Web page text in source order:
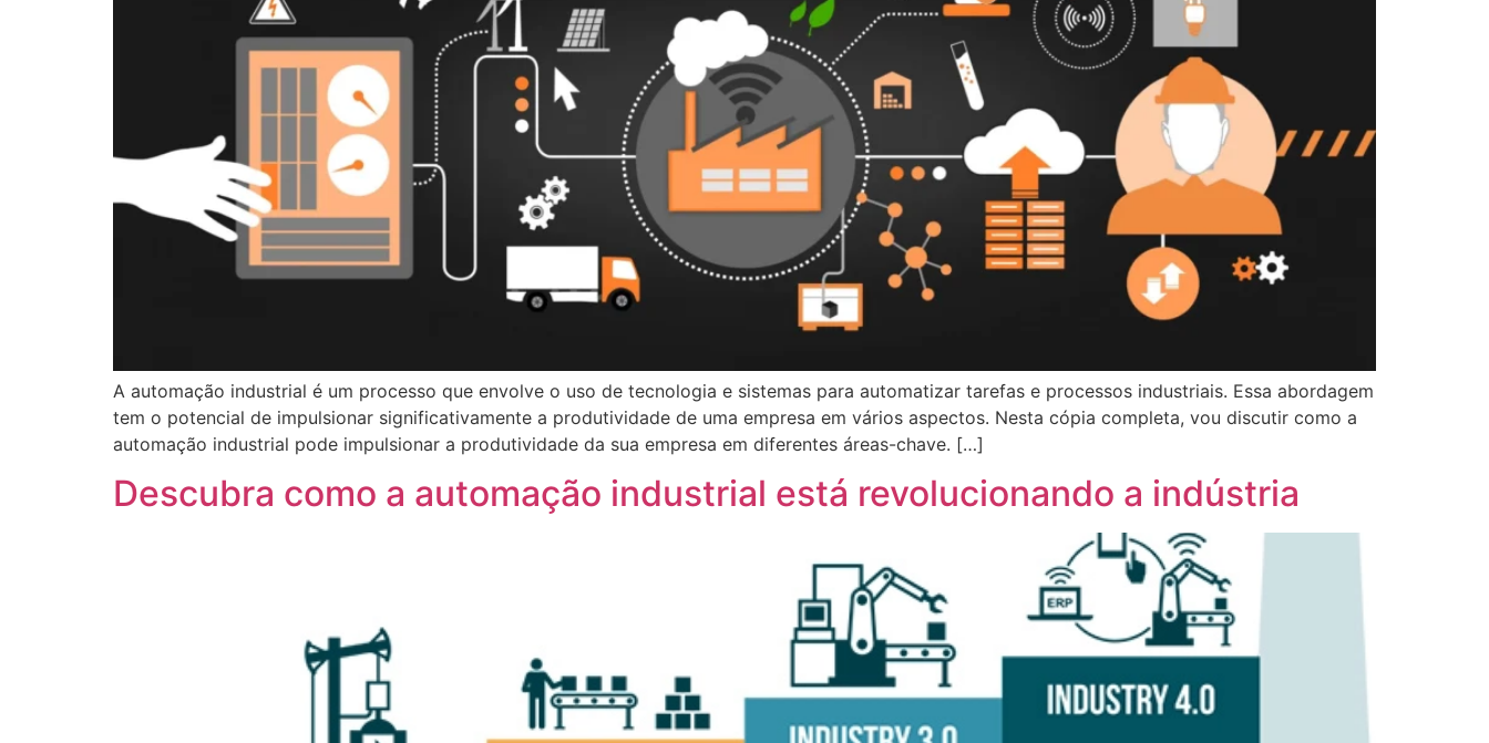
A automação industrial é um processo que envolve o uso de tecnologia e sistemas para automatizar tarefas e processos industriais. Essa abordagem
tem o potencial de impulsionar significativamente a produtividade de uma empresa em vários aspectos. Nesta cópia completa, vou discutir como a
automação industrial pode impulsionar a produtividade da sua empresa em diferentes áreas-chave. […]
Descubra como a automação industrial está revolucionando a indústria